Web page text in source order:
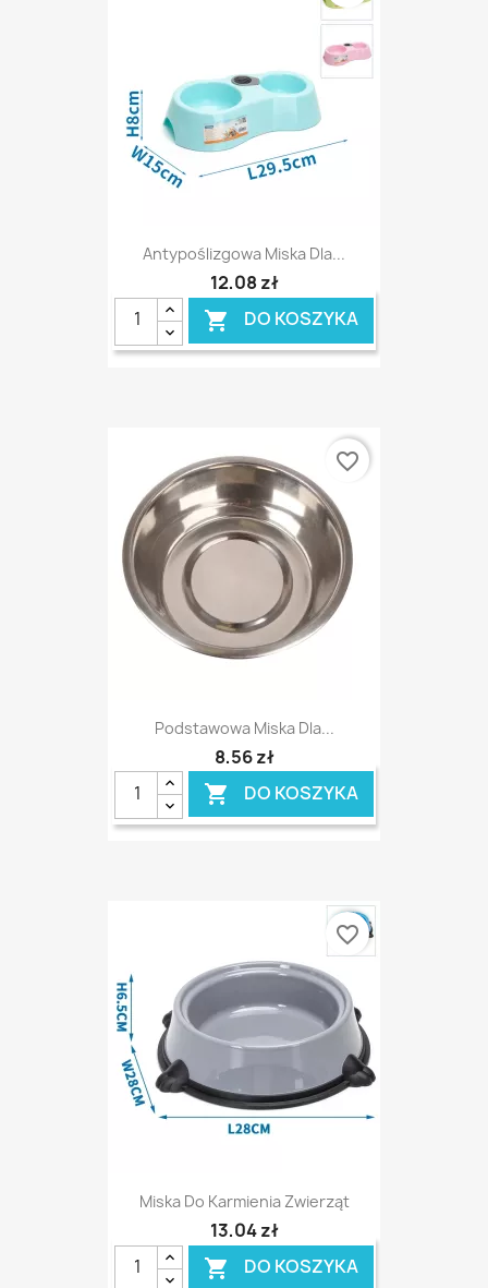
Antypoślizgowa Miska Dla...
12,08 zł
 DO KOSZYKA
Podstawowa Miska Dla...
8,56 zł
 DO KOSZYKA
favorite_border
Miska Do Karmienia Zwierząt
13,04 zł
 DO KOSZYKA
favorite_border